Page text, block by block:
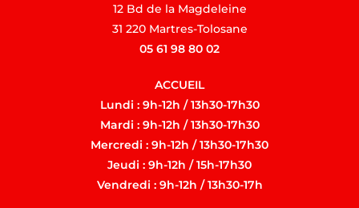
12 Bd de la Magdeleine
31 220 Martres-Tolosane
05 61 98 80 02
ACCUEIL
Lundi : 9h-12h / 13h30-17h30
Mardi : 9h-12h / 13h30-17h30
Mercredi : 9h-12h / 13h30-17h30
Jeudi : 9h-12h / 15h-17h30
Vendredi : 9h-12h / 13h30-17h